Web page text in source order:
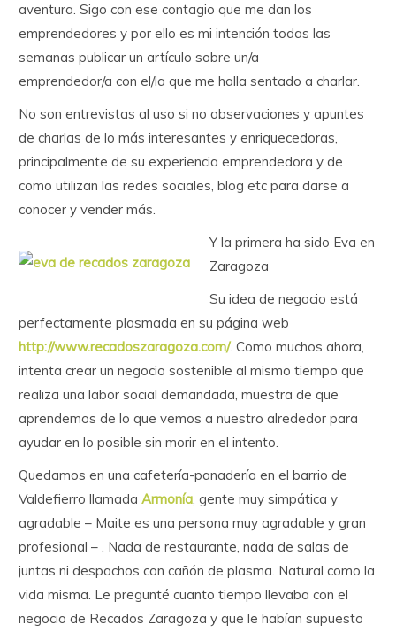
aventura. Sigo con ese contagio que me dan los
emprendedores y por ello es mi intención todas las
semanas publicar un artículo sobre un/a
emprendedor/a con el/la que me halla sentado a charlar.
No son entrevistas al uso si no observaciones y apuntes
de charlas de lo más interesantes y enriquecedoras,
principalmente de su experiencia emprendedora y de
como utilizan las redes sociales, blog etc para darse a
conocer y vender más.
Y la primera ha sido Eva en
Zaragoza
Su idea de negocio está
perfectamente plasmada en su página web
http://www.recadoszaragoza.com/. Como muchos ahora,
intenta crear un negocio sostenible al mismo tiempo que
realiza una labor social demandada, muestra de que
aprendemos de lo que vemos a nuestro alrededor para
ayudar en lo posible sin morir en el intento.
Quedamos en una cafetería-panadería en el barrio de
Valdefierro llamada Armonía, gente muy simpática y
agradable – Maite es una persona muy agradable y gran
profesional – . Nada de restaurante, nada de salas de
juntas ni despachos con cañón de plasma. Natural como la
vida misma. Le pregunté cuanto tiempo llevaba con el
negocio de Recados Zaragoza y que le habían supuesto